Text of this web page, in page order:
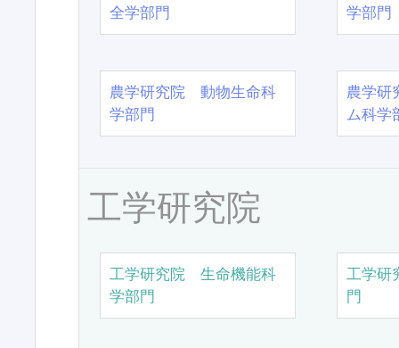
全学部門
学部門
農学研究院 動物生命科
学部門
農学
ム科学
工学研究院
工学研究院 生命機能科
学部門
工学研
門